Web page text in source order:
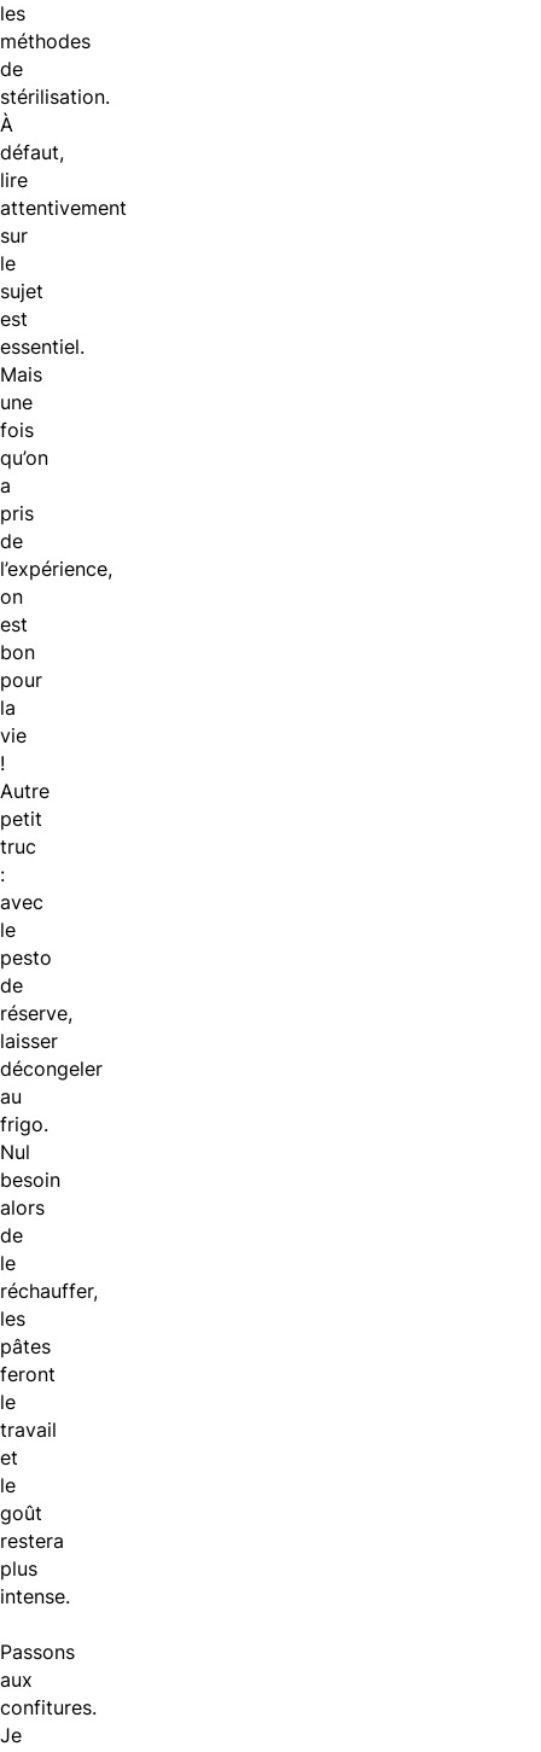
les
méthodes
de
stérilisation.
À
défaut,
lire
attentivement
sur
le
sujet
est
essentiel.
Mais
une
fois
qu’on
a
pris
de
l’expérience,
on
est
bon
pour
la
vie
!
Autre
petit
truc
:
avec
le
pesto
de
réserve,
laisser
décongeler
au
frigo.
Nul
besoin
alors
de
le
réchauffer,
les
pâtes
feront
le
travail
et
le
goût
restera
plus
intense.
Passons
aux
confitures.
Je